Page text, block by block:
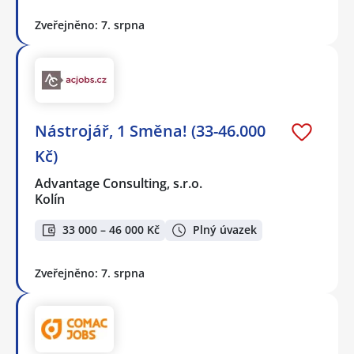
Zveřejněno: 7. srpna
Nástrojář, 1 Směna! (33-46.000
Kč)
Advantage Consulting, s.r.o.
Kolín
33 000 – 46 000 Kč Plný úvazek
Zveřejněno: 7. srpna